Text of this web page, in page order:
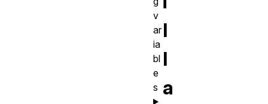
l
l
a
v
ar
ia
bl
e
s